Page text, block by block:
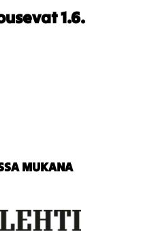
1.6.
MUKANA